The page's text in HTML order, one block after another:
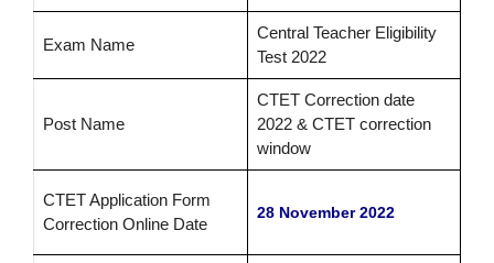
Exam Name
Central Teacher Eligibility
Test 2022
Post Name
CTET Correction date
2022 & CTET correction
window
CTET Application Form
Correction Online Date
28 November 2022